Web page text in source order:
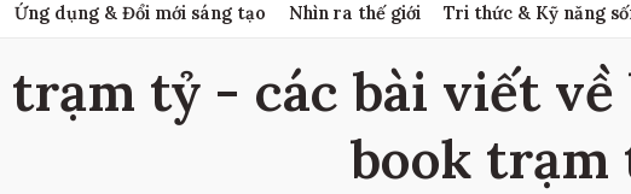
Ứng dụng & Đổi mới sáng tạo Nhìn ra thế giới Tri thức & Kỹ năng
trạm tỷ - các bài viết
book trạm